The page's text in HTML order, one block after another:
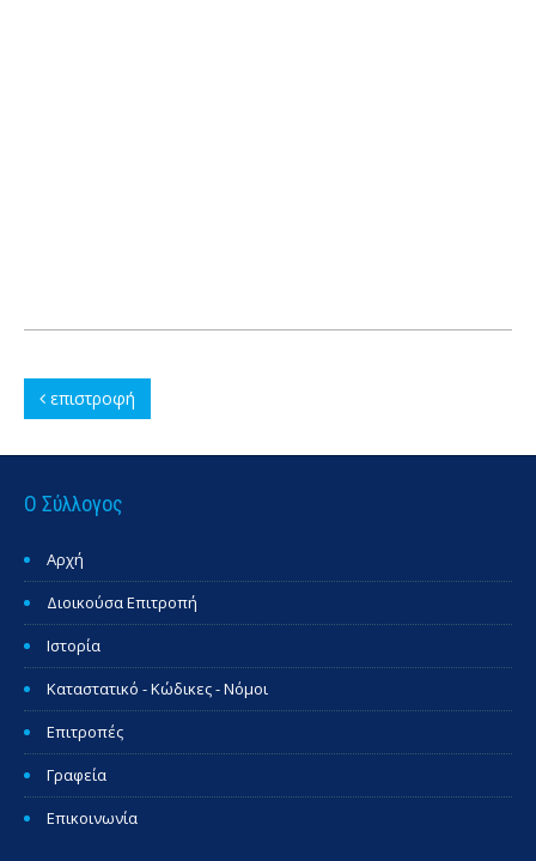
επιστροφή
Ο Σύλλογος
Αρχή
Διοικούσα Επιτροπή
Ιστορία
Καταστατικό - Κώδικες - Νόμοι
Επιτροπές
Γραφεία
Επικοινωνία